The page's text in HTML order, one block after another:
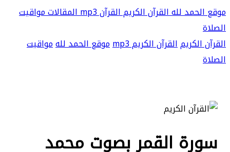
موقع الحمد للهالقرآن الكريمالقرآن mp3 المقالاتمواقيت
الصلاة
القرآن الكريمالقرآن الكريم mp3 موقع الحمد للهمواقيت
الصلاة
سورة القمر بصوت محمد